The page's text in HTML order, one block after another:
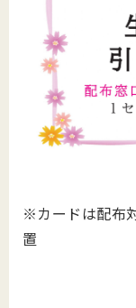
※カードは配布
置